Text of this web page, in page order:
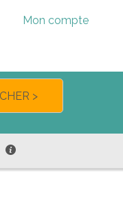
Mon compte
>